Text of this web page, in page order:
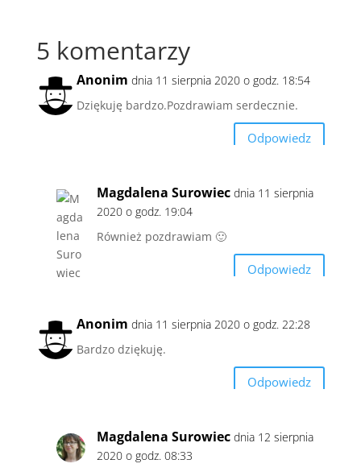
5 komentarzy
Anonim dnia 11 sierpnia 2020 o godz. 18:54
Dziękuję bardzo.Pozdrawiam serdecznie.
Odpowiedz
Magdalena Surowiec dnia 11 sierpnia
2020 o godz. 19:04
Również pozdrawiam 🙂
Odpowiedz
Anonim dnia 11 sierpnia 2020 o godz. 22:28
Bardzo dziękuję.
Odpowiedz
Magdalena Surowiec dnia 12 sierpnia
2020 o godz. 08:33